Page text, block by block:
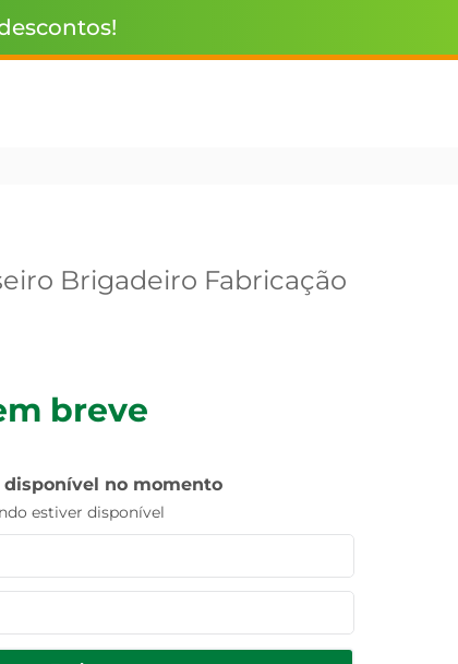
Brigadeiro Fabricação
breve
no momento
estiver disponível